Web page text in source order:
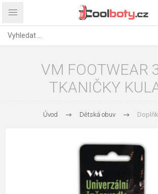
VM FOOTWEAR
TKANIČKY
Úvod Dětská obuv